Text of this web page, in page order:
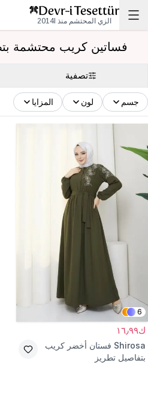
الزي المحتشم منذ 2014l
فساتين كريب محتشمة
تصفية
جسم لون المزايا
6
ك١٦٫٩٩
Shirosa فستان أخضر كريب
بتفاصيل تطريز